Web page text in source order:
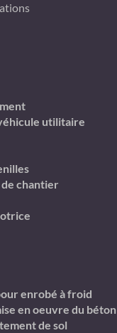
utilitaire
chantier
enrobé à froid
en oeuvre du béton
de sol